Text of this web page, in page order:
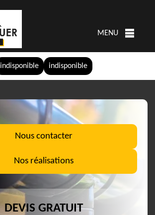
indisponible indisponible
MENU
Nous contacter
Nos réalisations
DEVIS GRATUIT